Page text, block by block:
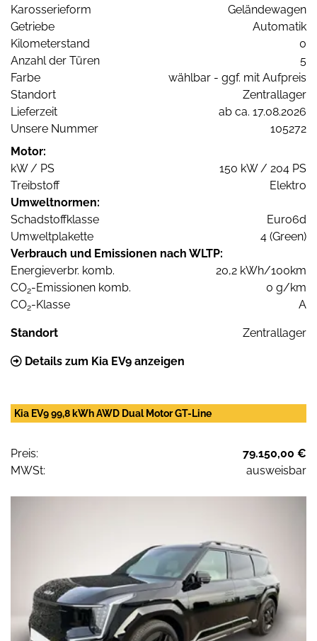
Karosserieform
Geländewagen
Getriebe
Automatik
Kilometerstand
0
Anzahl der Türen
5
Farbe
wählbar - ggf. mit Aufpreis
Standort
Zentrallager
Lieferzeit
ab ca. 17.08.2026
Unsere Nummer
105272
Motor:
kW / PS
150 kW / 204 PS
Treibstoff
Elektro
Umweltnormen:
Schadstoffklasse
Euro6d
Umweltplakette
4 (Green)
Verbrauch und Emissionen nach WLTP:
Energieverbr. komb.
20,2 kWh/100km
CO2-Emissionen komb.
0 g/km
CO2-Klasse A
Standort Zentrallager
Details zum Kia EV9 anzeigen
Kia EV9 99,8 kWh AWD Dual Motor GT-Line
Preis:
79.150,00 €
MWSt:
ausweisbar